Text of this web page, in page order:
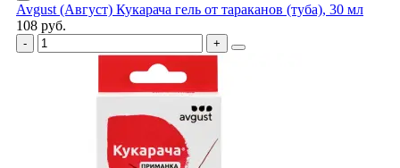
Avgust (Август) Кукарача гель от тараканов (туба), 30 мл
108 руб.